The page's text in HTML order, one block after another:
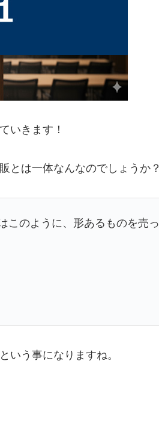
いきます！
とは一体なんなのでしょうか？
このように、形あるものを売っ
いう事になりますね。